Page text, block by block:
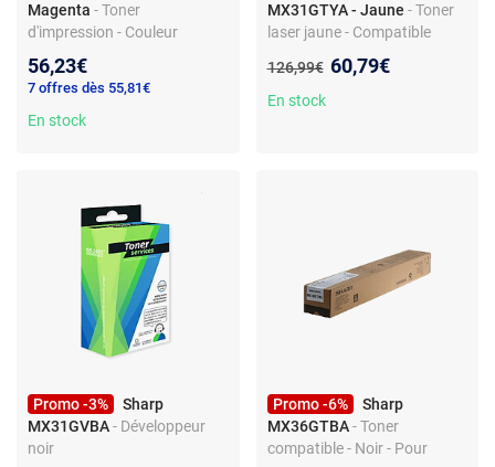
Magenta - Toner
d'impression - Couleur
MX31GTMA
56,23€
7 offres dès 55,81€
En stock
MX31GTYA - Jaune - Toner
laser jaune - Compatible
Ancien prix :
126,99€ Nouveau prix :
60,79€
En stock
Promo -3%
Sharp
MX31GVBA- Développeur
noir
Promo -6%
Sharp
MX36GTBA - Toner
compatible - Noir - Pour